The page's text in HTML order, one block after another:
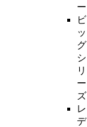
ー
ビ
ッ
グ
シ
リ
ー
ズ
レ
デ